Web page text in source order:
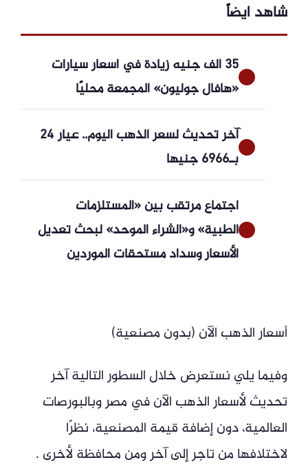
شاهد ايضاً
35 ألف جنيه زيادة في أسعار سيارات
«هافال جوليون» المجمعة محليًا
آخر تحديث لسعر الذهب اليوم.. عيار 24
بـ6966 جنيها
اجتماع مرتقب بين «المستلزمات
الطبية» و«الشراء الموحد» لبحث تعديل
الأسعار وسداد مستحقات الموردين
أسعار الذهب الآن (بدون مصنعية)
وفيما يلي نستعرض خلال السطور التالية آخر
تحديث لأسعار الذهب الآن في مصر وبالبورصات
العالمية، دون إضافة قيمة المصنعية، نظرًا
لاختلافها من تاجر إلى آخر ومن محافظة لأخرى .